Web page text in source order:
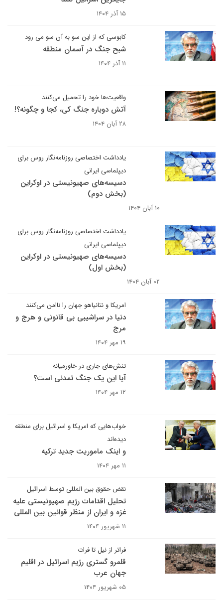
۱۵ آذر ۱۴۰۴
کابوسی که از این سو به آن سو می رود
شبح جنگ در آسمان منطقه
۱۱ آذر ۱۴۰۴
واقعیت‌ها خود را تحمیل می‌کنند
آتش دوباره جنگ کی، کجا و چگونه؟!
۲۸ آبان ۱۴۰۴
یادداشت اختصاصی روزنامه‌نگار روس برای
دیپلماسی ایرانی
دسیسه‌های صهیونیستی در اوکراین
(بخش دوم)
۱۰ آبان ۱۴۰۴
یادداشت اختصاصی روزنامه‌نگار روس برای
دیپلماسی ایرانی
دسیسه‌های صهیونیستی در اوکراین
(بخش اول)
۰۲ آبان ۱۴۰۴
امریکا و نتانیاهو جهان را ناامن می‌کنند
دنیا در سراشیبی بی قانونی و هرج و
مرج
۱۹ مهر ۱۴۰۴
تنش‌های جاری در خاورمیانه
آیا این یک جنگ تمدنی است؟
۱۲ مهر ۱۴۰۴
خواب‌هایی که امریکا و اسرائیل برای منطقه
دیده‌اند
و اینک ماموریت جدید ترکیه
۱۱ مهر ۱۴۰۴
نقض حقوق بین المللی توسط اسرائیل
تحلیل اقدامات رژیم صهیونیستی علیه
غزه و ایران از منظر قوانین بین المللی
۱۱ شهریور ۱۴۰۴
فراتر از نیل تا فرات
قلمرو گستری رژیم اسرائیل در اقلیم
جهان عرب
۰۵ شهریور ۱۴۰۴